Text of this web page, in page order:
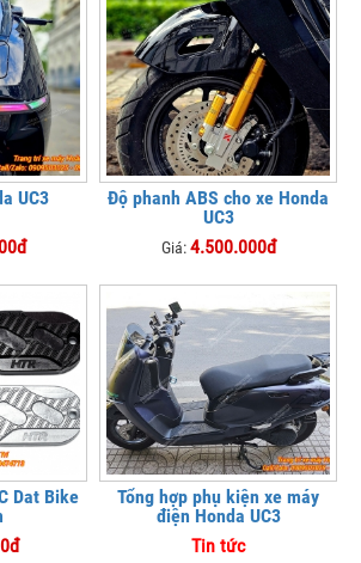
UC3
Độ phanh ABS cho xe Honda
UC3
Giá:4.500.000đ
Dat Bike
Tổng hợp phụ kiện xe máy
điện Honda UC3
Tin tức